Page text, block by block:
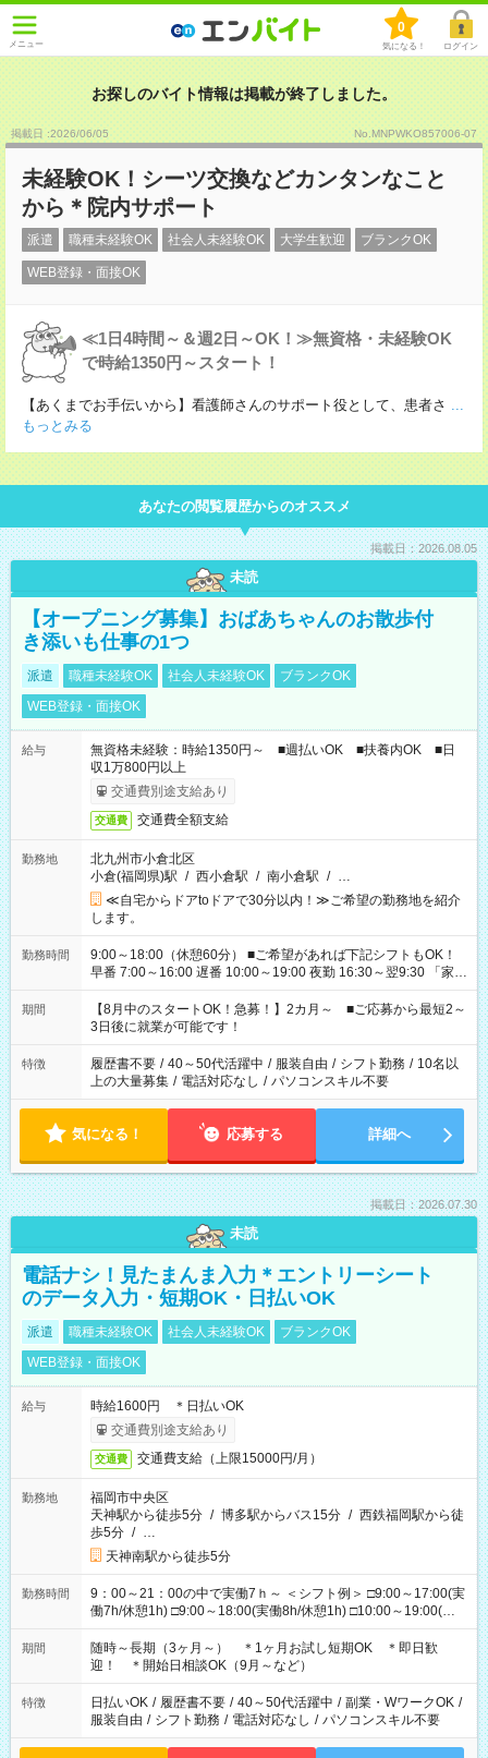
メニュー
0
気になる！ ログイン
お探しのバイト情報は掲載が終了しました。
掲載日 :2026/06/05 No.MNPWKO857006-07
未経験OK！シーツ交換などカンタンなこと
から＊院内サポート
派遣 職種未経験OK 社会人未経験OK 大学生歓迎 ブランクOK
WEB登録・面接OK
≪1日4時間～＆週2日～OK！≫無資格・未経験OK
で時給1350円～スタート！
【あくまでお手伝いから】看護師さんのサポート役として、患者さ ...
もっとみる
あなたの閲覧履歴からのオススメ
掲載日：2026.08.05
未読
【オープニング募集】おばあちゃんのお散歩付
き添いも仕事の1つ
派遣 職種未経験OK 社会人未経験OK
ブランクOK
WEB登録・面接OK
給与
無資格未経験：時給1350円～ ■週払いOK ■扶養内OK ■日
収1万800円以上
交通費別途支給あり
交通費 交通費全額支給
勤務地
北九州市小倉北区
小倉(福岡県)駅 / 西小倉駅 / 南小倉駅 / …
≪自宅からドアtoドアで30分以内！≫ご希望の勤務地を紹介
します。
勤務時間
9:00～18:00（休憩60分） ■ご希望があれば下記シフトもOK！
早番 7:00～16:00 遅番 10:00～19:00 夜勤 16:30～翌9:30 「家族
と休みを合わせたい」 「余裕を持って夕飯の準備がしたい」
「できれば残業はしたくない」 など、ご希望を教えてください
ね。 ※Wワーク希望の方へ 今ご覧のお仕事で希望する勤務時間
と、もう1つのお仕事の勤務時間。 合計で週40時間を超える場
合は応募できません。
期間
【8月中のスタートOK！急募！】2カ月～ ■ご応募から最短2～
3日後に就業が可能です！
特徴 履歴書不要 / 40～50代活躍中 / 服装自由 / シフト勤務 / 10名以
上の大量募集 / 電話対応なし / パソコンスキル不要
気になる！ 応募する 詳細へ
掲載日：2026.07.30
未読
電話ナシ！見たまんま入力＊エントリーシート
のデータ入力・短期OK・日払いOK
派遣 職種未経験OK 社会人未経験OK
ブランクOK
WEB登録・面接OK
給与
時給1600円 ＊日払いOK
交通費別途支給あり
交通費 交通費支給（上限15000円/月）
勤務地
福岡市中央区
天神駅から徒歩5分 / 博多駅からバス15分 / 西鉄福岡駅から徒
歩5分 / …
天神南駅から徒歩5分
勤務時間
9：00～21：00の中で実働7ｈ～ ＜シフト例＞ □9:00～17:00(実
働7h/休憩1h) □9:00～18:00(実働8h/休憩1h) □10:00～19:00(実
働8h/休憩1h) □11:00～20:00(実働8h/休憩1h) □12:00～20:00(実
働7h/休憩1h) □12:00～21:00(実働7h/休憩1h) ＊固定OK ＊選べ
る時間帯！
期間
随時～長期（3ヶ月～） ＊1ヶ月お試し短期OK ＊即日歓
迎！ ＊開始日相談OK（9月～など）
特徴 日払いOK / 履歴書不要 / 40～50代活躍中 / 副業・WワークOK /
服装自由 / シフト勤務 / 電話対応なし / パソコンスキル不要